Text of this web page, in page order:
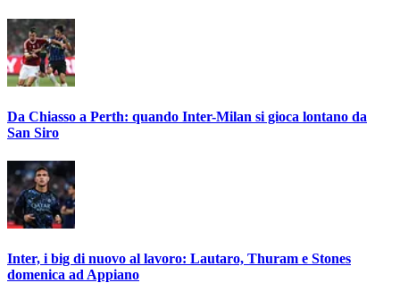
Da Chiasso a Perth: quando Inter-Milan si gioca lontano da
San Siro
Inter, i big di nuovo al lavoro: Lautaro, Thuram e Stones
domenica ad Appiano